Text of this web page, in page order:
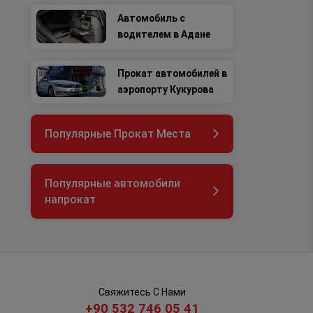
Автомобиль с
водителем в Адане
Прокат автомобилей в
аэропорту Кукурова
Популярные Прокат Места
Популярные автомобили
напрокат
Свяжитесь С Нами
+90 532 746 05 41